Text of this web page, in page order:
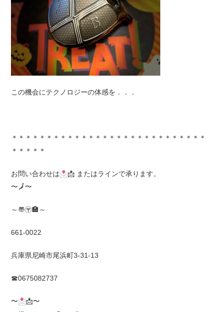
この機会にテクノロジーの体感を．．．
＊＊＊＊＊＊＊＊＊＊＊＊＊＊＊＊＊＊＊＊＊＊＊＊＊＊＊＊
＊＊＊＊＊
お問い合わせは 📩 またはラインで承ります。
〜 🗾〜
～〠〶🏣～
661-0022
兵庫県尼崎市尾浜町3-31-13
☎0675082737
〜 📩〜